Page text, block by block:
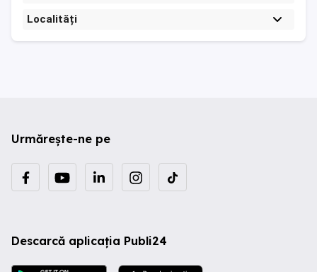
Localități
Urmărește-ne pe
Descarcă aplicația Publi24